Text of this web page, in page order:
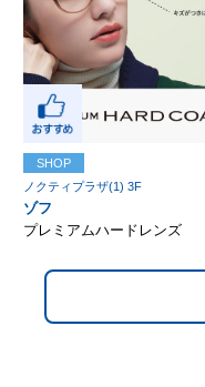
SHOP
ノクティプラザ(1) 3F
ゾフ
プレミアムハードレンズ